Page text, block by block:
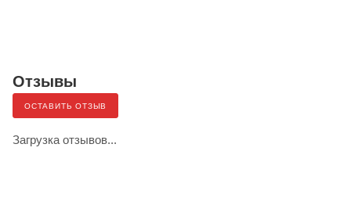
Отзывы
ОСТАВИТЬ ОТЗЫВ
Загрузка отзывов...